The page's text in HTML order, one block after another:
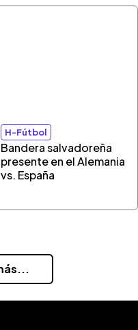
H-Fútbol
Bandera salvadoreña
presente en el Alemania
vs. España